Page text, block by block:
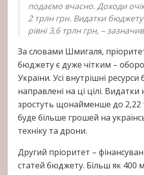
подаємо вчасно. Доходи
2 трлн грн. Видатки
рівні 3,6 трлн грн, –
За словами Шмигаля,
бюджету є дуже чітким –
України. Усі внутрішні ресурси
направлені на ці цілі.
зростуть щонайменше до 2,22
буде більше грошей на
техніку та дрони.
Другий пріоритет –
статей бюджету. Більш як 400